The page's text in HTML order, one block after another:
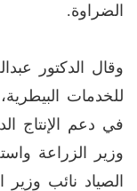
الضراوة.
وقال الدكتور
للخدمات
في دعم الإنتاج
وزير الزراعة
الصياد نائب وزير